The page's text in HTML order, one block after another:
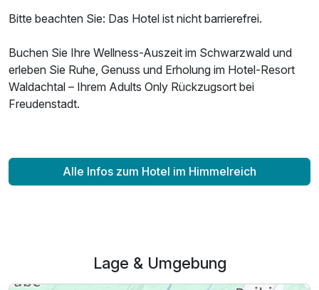
Bitte beachten Sie: Das Hotel ist nicht barrierefrei.
Buchen Sie Ihre Wellness-Auszeit im Schwarzwald und
erleben Sie Ruhe, Genuss und Erholung im Hotel-Resort
Waldachtal – Ihrem Adults Only Rückzugsort bei
Freudenstadt.
Alle Infos zum Hotel im Himmelreich
Lage & Umgebung